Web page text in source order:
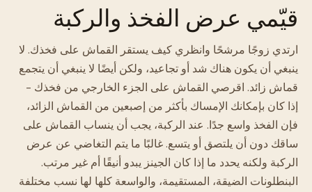
قيّمي عرض الفخذ والركبة
ارتدي زوجًا مرشحًا وانظري كيف يستقر القماش على فخذك. لا
ينبغي أن يكون هناك شد أو تجاعيد، ولكن أيضًا لا ينبغي أن يتجمع
قماش زائد. اقرصي القماش على الجزء الخارجي من فخذك -
إذا كان بإمكانك الإمساك بأكثر من إصبعين من القماش الزائد،
فإن الفخذ واسع جدًا. عند الركبة، يجب أن ينساب القماش على
ساقك دون أن يلتصق أو يتسع. غالبًا ما يتم التغاضي عن عرض
الركبة ولكنه يحدد ما إذا كان الجينز يبدو أنيقًا أم غير مرتب.
البنطلونات الضيقة، المستقيمة، والواسعة كلها لها نسب مختلفة